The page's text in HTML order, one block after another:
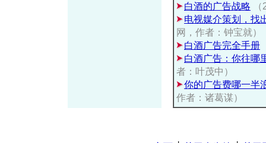
白酒的广告战略
电视媒介策划，找
网，作者：钟宝就）
白酒广告完全手册
白酒广告：你往哪
者：叶茂中）
你的广告费哪一半
作者：诸葛谋）